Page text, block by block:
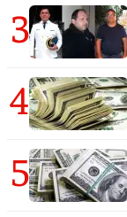
3
4
5